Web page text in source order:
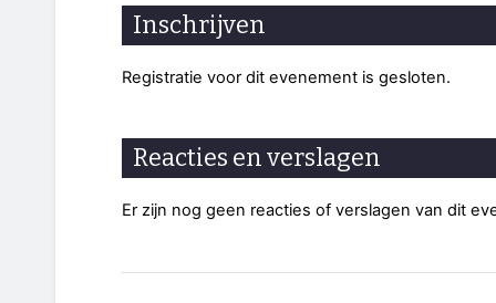
Inschrijven
Registratie voor dit evenement is gesloten.
Reacties en verslagen
Er zijn nog geen reacties of verslagen van dit